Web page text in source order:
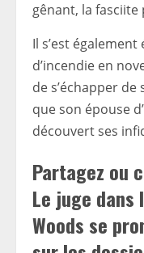
gênant, la fasciite
Il s’est
d’incendie en
de s’échapper
que son épouse
découvert ses
Partagez ou
Le juge dans
Woods se